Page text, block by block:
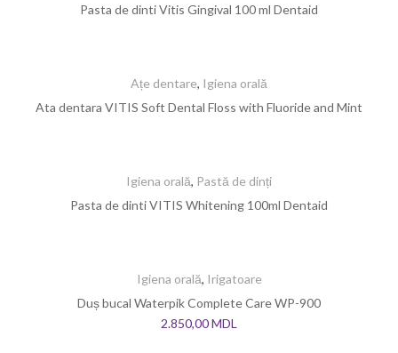
Pasta de dinti Vitis Gingival 100 ml Dentaid
Ațe dentare, Igiena orală
Ata dentara VITIS Soft Dental Floss with Fluoride and Mint
Igiena orală, Pastă de dinți
Pasta de dinti VITIS Whitening 100ml Dentaid
Igiena orală, Irigatoare
Duș bucal Waterpik Complete Care WP-900
2.850,00MDL